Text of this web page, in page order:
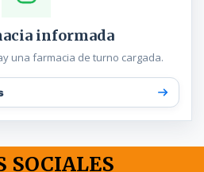
informada
una farmacia de turno cargada.
SOCIALES